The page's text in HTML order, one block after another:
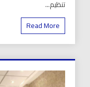
تنظيم...
Read More